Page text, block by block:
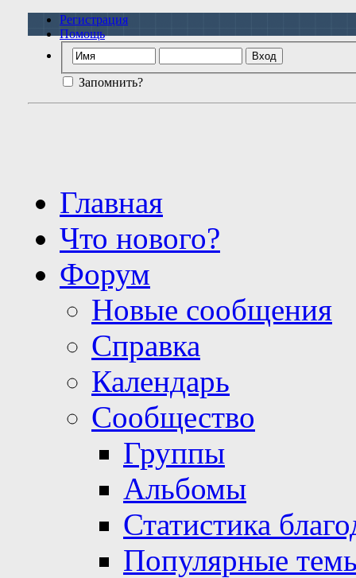
Регистрация
Помощь
Запомнить?
Главная
Что нового?
Форум
Новые сообщения
Справка
Календарь
Сообщество
Группы
Альбомы
Статистика
Популярные